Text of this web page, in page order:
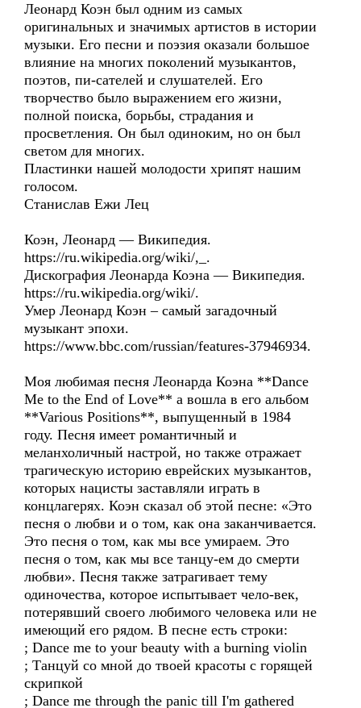
Леонард Коэн был одним из самых
оригинальных и значимых артистов в истории
музыки. Его песни и поэзия оказали большое
влияние на многих поколений музыкантов,
поэтов, пи-сателей и слушателей. Его
творчество было выражением его жизни,
полной поиска, борьбы, страдания и
просветления. Он был одиноким, но он был
светом для многих.
Пластинки нашей молодости хрипят нашим
голосом.
Станислав Ежи Лец
Коэн, Леонард — Википедия.
https://ru.wikipedia.org/wiki/,_.
Дискография Леонарда Коэна — Википедия.
https://ru.wikipedia.org/wiki/.
Умер Леонард Коэн – самый загадочный
музыкант эпохи.
https://www.bbc.com/russian/features-37946934.
Моя любимая песня Леонарда Коэна **Dance
Me to the End of Love** а вошла в его альбом
**Various Positions**, выпущенный в 1984
году. Песня имеет романтичный и
меланхоличный настрой, но также отражает
трагическую историю еврейских музыкантов,
которых нацисты заставляли играть в
концлагерях. Коэн сказал об этой песне: «Это
песня о любви и о том, как она заканчивается.
Это песня о том, как мы все умираем. Это
песня о том, как мы все танцу-ем до смерти
любви». Песня также затрагивает тему
одиночества, которое испытывает чело-век,
потерявший своего любимого человека или не
имеющий его рядом. В песне есть строки:
; Dance me to your beauty with a burning violin
; Танцуй со мной до твоей красоты с горящей
скрипкой
; Dance me through the panic till I'm gathered